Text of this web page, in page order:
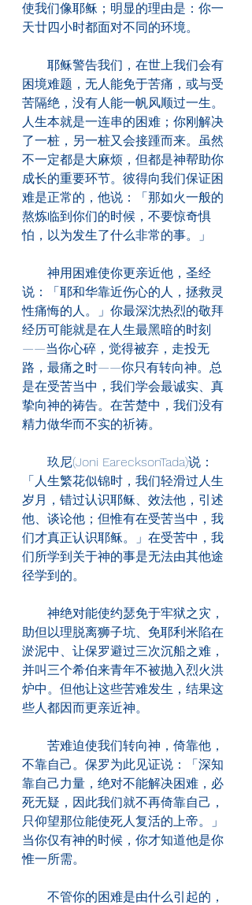
使我们像耶稣；明显的理由是：你一
天廿四小时都面对不同的环境。
耶稣警告我们，在世上我们会有
困境难题，无人能免于苦痛，或与受
苦隔绝，没有人能一帆风顺过一生。
人生本就是一连串的困难；你刚解决
了一桩，另一桩又会接踵而来。虽然
不一定都是大麻烦，但都是神帮助你
成长的重要环节。彼得向我们保证困
难是正常的，他说：「那如火一般的
熬炼临到你们的时候，不要惊奇惧
怕，以为发生了什么非常的事。」
神用困难使你更亲近他，圣经
说：「耶和华靠近伤心的人，拯救灵
性痛悔的人。」你最深沈热烈的敬拜
经历可能就是在人生最黑暗的时刻
——当你心碎，觉得被弃，走投无
路，最痛之时——你只有转向神。总
是在受苦当中，我们学会最诚实、真
挚向神的祷告。在苦楚中，我们没有
精力做华而不实的祈祷。
玖尼(Joni EarecksonTada)说：
「人生繁花似锦时，我们轻滑过人生
岁月，错过认识耶稣、效法他，引述
他、谈论他；但惟有在受苦当中，我
们才真正认识耶稣。」在受苦中，我
们所学到关于神的事是无法由其他途
径学到的。
神绝对能使约瑟免于牢狱之灾，
助但以理脱离狮子坑、免耶利米陷在
淤泥中、让保罗避过三次沉船之难，
并叫三个希伯来青年不被抛入烈火洪
炉中。但他让这些苦难发生，结果这
些人都因而更亲近神。
苦难迫使我们转向神，倚靠他，
不靠自己。保罗为此见证说：「深知
靠自己力量，绝对不能解决困难，必
死无疑，因此我们就不再倚靠自己，
只仰望那位能使死人复活的上帝。」
当你仅有神的时候，你才知道他是你
惟一所需。
不管你的困难是由什么引起的，